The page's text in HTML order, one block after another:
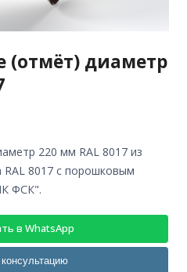
(отмёт) диаметр
RAL 8017 с порошковым
ФСК".
в WhatsApp